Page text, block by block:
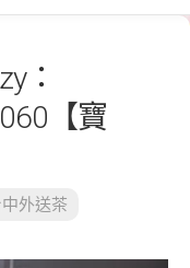
：
【寶
外送茶